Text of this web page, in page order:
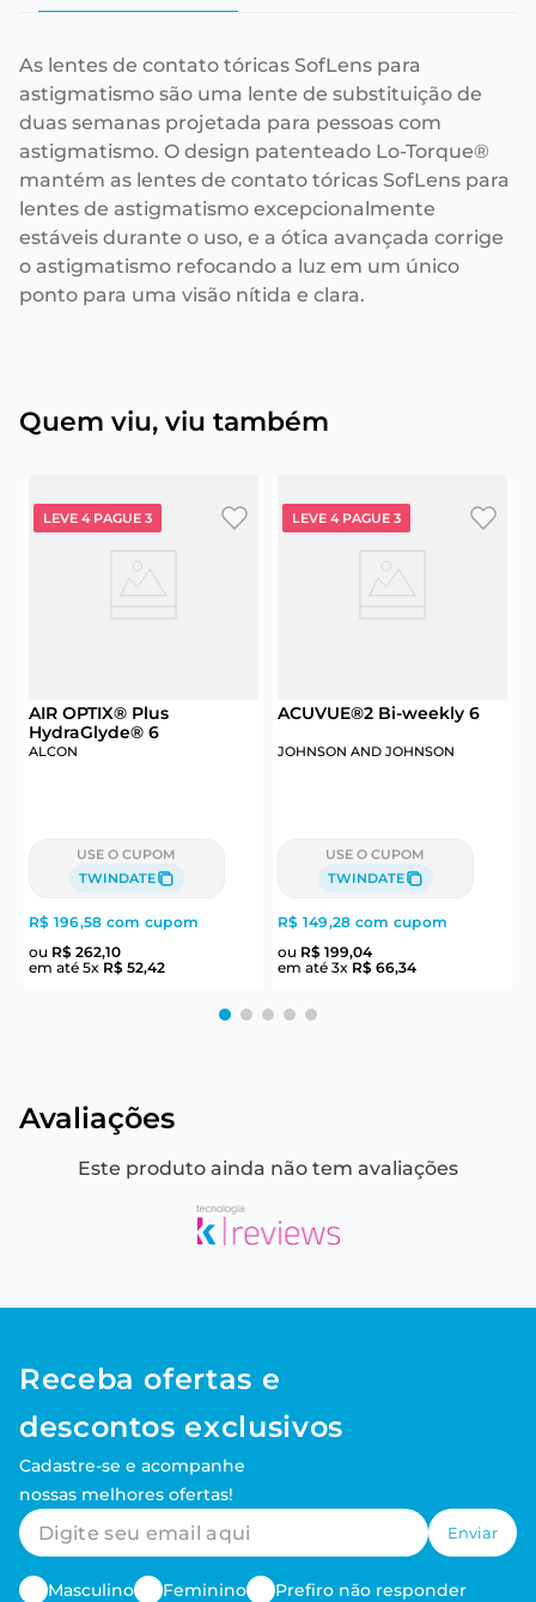
As lentes de contato tóricas SofLens para
astigmatismo são uma lente de substituição de
duas semanas projetada para pessoas com
astigmatismo. O design patenteado Lo-Torque®
mantém as lentes de contato tóricas SofLens para
lentes de astigmatismo excepcionalmente
estáveis durante o uso, e a ótica avançada corrige
o astigmatismo refocando a luz em um único
ponto para uma visão nítida e clara.
Quem viu, viu também
LEVE 4 PAGUE 3
AIR OPTIX® Plus
HydraGlyde® 6
ALCON
USE O CUPOM
TWINDATE
R$ 196,58 com cupom
ou R$ 262,10
em até 5x R$ 52,42
LEVE 4 PAGUE 3
ACUVUE®2 Bi-weekly 6
JOHNSON AND JOHNSON
USE O CUPOM
TWINDATE
R$ 149,28 com cupom
ou R$ 199,04
em até 3x R$ 66,34
Avaliações
Este produto ainda não tem avaliações
Receba ofertas e
descontos exclusivos
Cadastre-se e acompanhe
nossas melhores ofertas!
Enviar
Masculino Feminino Prefiro não responder